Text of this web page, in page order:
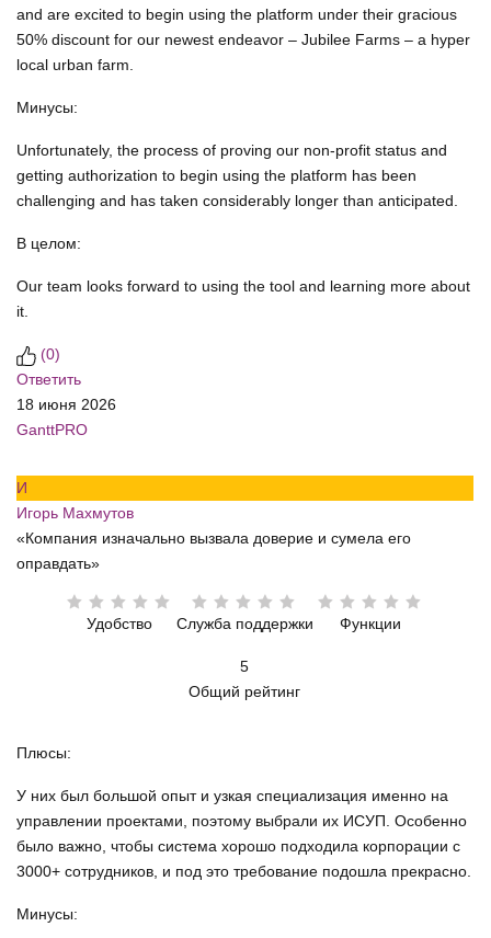
and are excited to begin using the platform under their gracious
50% discount for our newest endeavor – Jubilee Farms – a hyper
local urban farm.
Минусы:
Unfortunately, the process of proving our non-profit status and
getting authorization to begin using the platform has been
challenging and has taken considerably longer than anticipated.
В целом:
Our team looks forward to using the tool and learning more about
it.
(0)
Ответить
18 июня 2026
GanttPRO
И
Игорь Махмутов
«Компания изначально вызвала доверие и сумела его
оправдать»
Удобство Служба поддержки Функции
5
Общий рейтинг
Плюсы:
У них был большой опыт и узкая специализация именно на
управлении проектами, поэтому выбрали их ИСУП. Особенно
было важно, чтобы система хорошо подходила корпорации с
3000+ сотрудников, и под это требование подошла прекрасно.
Минусы: